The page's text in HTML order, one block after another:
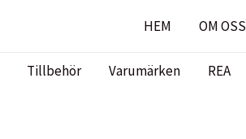
HEM OM OSS
Tillbehör Varumärken REA